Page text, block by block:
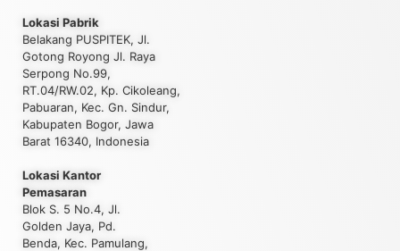
Lokasi Pabrik
Belakang PUSPITEK, Jl.
Gotong Royong Jl. Raya
Serpong No.99,
RT.04/RW.02, Kp. Cikoleang,
Pabuaran, Kec. Gn. Sindur,
Kabupaten Bogor, Jawa
Barat 16340, Indonesia
Lokasi Kantor
Pemasaran
Blok S. 5 No.4, Jl.
Golden Jaya, Pd.
Benda, Kec. Pamulang,